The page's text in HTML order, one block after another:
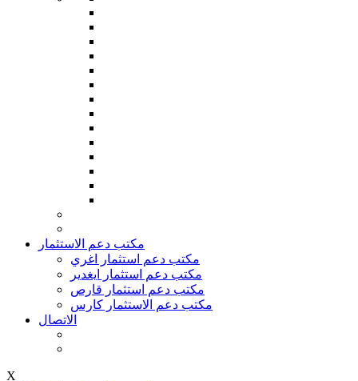
مكتب دعم الاستثمار
مكتب دعم استثمار اغري
مكتب دعم استثمار ايغدير
مكتب دعم استثمار قارص
مكتب دعم الاستثمار كارس
الاتصال
X